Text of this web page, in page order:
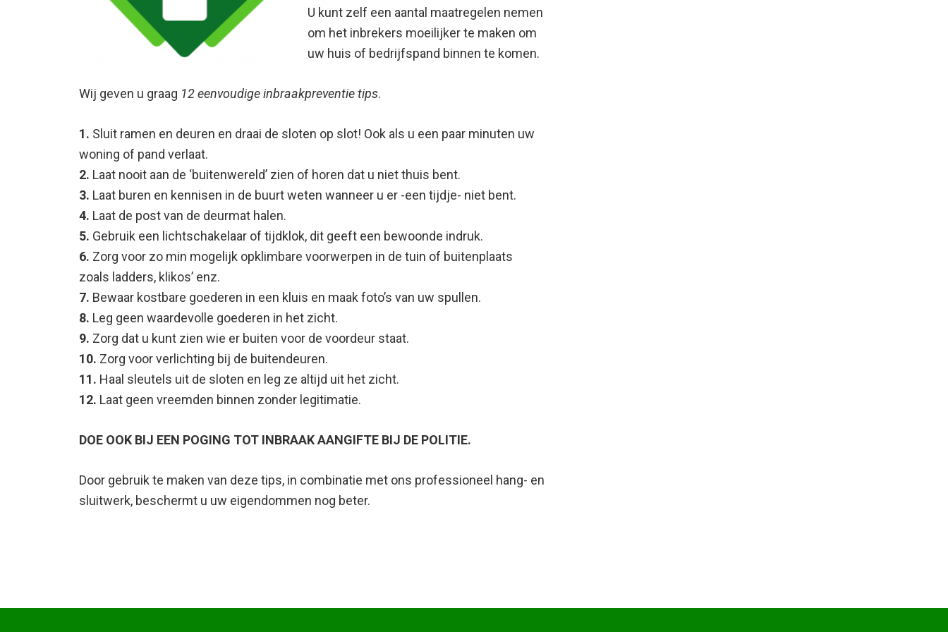
U kunt zelf een aantal maatregelen nemen
om het inbrekers moeilijker te maken om
uw huis of bedrijfspand binnen te komen.
Wij geven u graag 12 eenvoudige inbraakpreventie tips.
1. Sluit ramen en deuren en draai de sloten op slot! Ook als u een paar minuten uw
woning of pand verlaat.
2. Laat nooit aan de ‘buitenwereld’ zien of horen dat u niet thuis bent.
3. Laat buren en kennisen in de buurt weten wanneer u er -een tijdje- niet bent.
4. Laat de post van de deurmat halen.
5. Gebruik een lichtschakelaar of tijdklok, dit geeft een bewoonde indruk.
6. Zorg voor zo min mogelijk opklimbare voorwerpen in de tuin of buitenplaats
zoals ladders, klikos’ enz.
7. Bewaar kostbare goederen in een kluis en maak foto’s van uw spullen.
8. Leg geen waardevolle goederen in het zicht.
9. Zorg dat u kunt zien wie er buiten voor de voordeur staat.
10. Zorg voor verlichting bij de buitendeuren.
11. Haal sleutels uit de sloten en leg ze altijd uit het zicht.
12. Laat geen vreemden binnen zonder legitimatie.
DOE OOK BIJ EEN POGING TOT INBRAAK AANGIFTE BIJ DE POLITIE.
Door gebruik te maken van deze tips, in combinatie met ons professioneel hang- en
sluitwerk, beschermt u uw eigendommen nog beter.